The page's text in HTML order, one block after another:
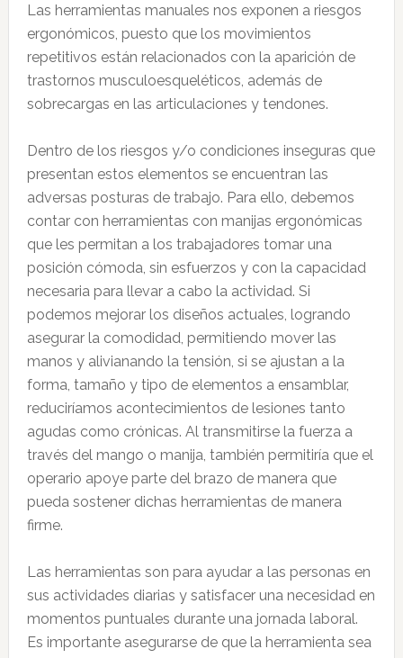
Las herramientas manuales nos exponen a riesgos
ergonómicos, puesto que los movimientos
repetitivos están relacionados con la aparición de
trastornos musculoesqueléticos, además de
sobrecargas en las articulaciones y tendones.
Dentro de los riesgos y/o condiciones inseguras que
presentan estos elementos se encuentran las
adversas posturas de trabajo. Para ello, debemos
contar con herramientas con manijas ergonómicas
que les permitan a los trabajadores tomar una
posición cómoda, sin esfuerzos y con la capacidad
necesaria para llevar a cabo la actividad. Si
podemos mejorar los diseños actuales, logrando
asegurar la comodidad, permitiendo mover las
manos y alivianando la tensión, si se ajustan a la
forma, tamaño y tipo de elementos a ensamblar,
reduciríamos acontecimientos de lesiones tanto
agudas como crónicas. Al transmitirse la fuerza a
través del mango o manija, también permitiría que el
operario apoye parte del brazo de manera que
pueda sostener dichas herramientas de manera
firme.
Las herramientas son para ayudar a las personas en
sus actividades diarias y satisfacer una necesidad en
momentos puntuales durante una jornada laboral.
Es importante asegurarse de que la herramienta sea